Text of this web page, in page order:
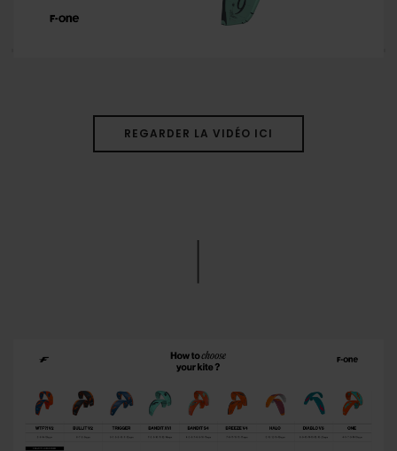
REGARDER LA VIDÉO ICI